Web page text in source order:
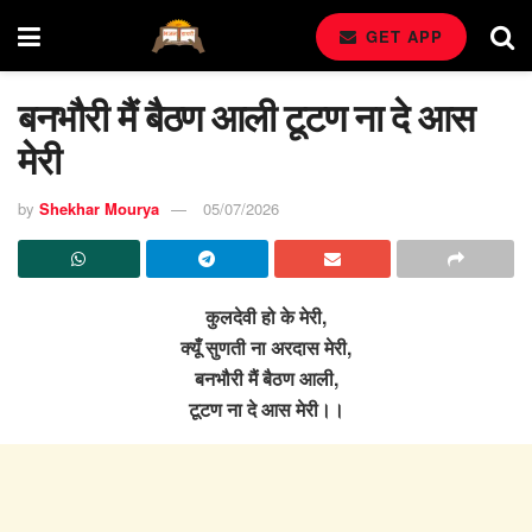
GET APP
बनभौरी मैं बैठण आली टूटण ना दे आस
मेरी
by Shekhar Mourya 05/07/2026
कुलदेवी हो के मेरी,
क्यूँ सुणती ना अरदास मेरी,
बनभौरी मैं बैठण आली,
टूटण ना दे आस मेरी।।